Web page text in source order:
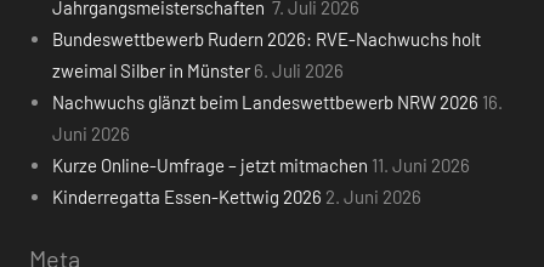
Jahrgangsmeisterschaften 7. Juli 2026
Bundeswettbewerb Rudern 2026: RVE-Nachwuchs holt
zweimal Silber in Münster 6. Juli 2026
Nachwuchs glänzt beim Landeswettbewerb NRW 2026 16.
Juni 2026
Kurze Online-Umfrage – jetzt mitmachen 11. Juni 2026
Kinderregatta Essen-Kettwig 2026 2. Juni 2026
Meta